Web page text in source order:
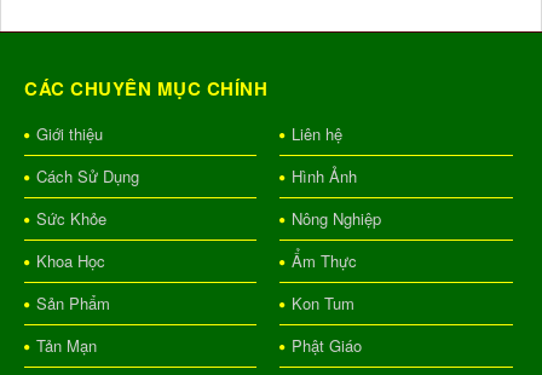
CÁC CHUYÊN MỤC CHÍNH
Giới thiệu
Liên hệ
Cách Sử Dụng
Hình Ảnh
Sức Khỏe
Nông Nghiệp
Khoa Học
Ẩm Thực
Sản Phẩm
Kon Tum
Tản Mạn
Phật Giáo